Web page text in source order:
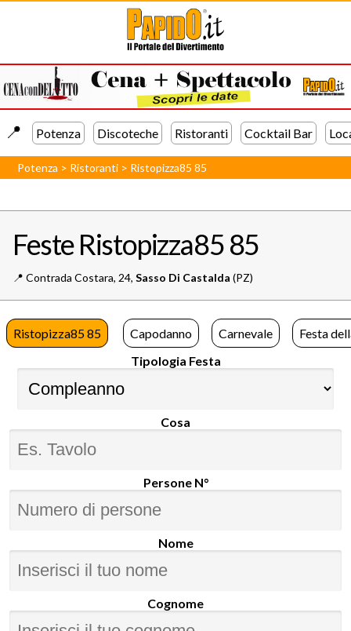
📍️ Potenza Discoteche Ristoranti Cocktail Bar
Potenza > Ristoranti > Ristopizza85 85
Feste Ristopizza85 85
📍️ Contrada Costara, 24, Sasso Di Castalda (PZ)
Ristopizza85 85 Capodanno Carnevale
Festa
Tipologia Festa
Cosa
Persone N°
Nome
Cognome